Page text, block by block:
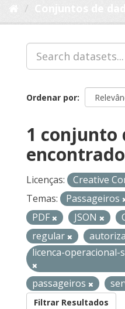
Ordenar por
1 conjunto
encontrado
Licenças:
Creative
Temas:
Passageiros
PDF
JSON
regular
licenca-operacional-
passageiros
Filtrar Resultados